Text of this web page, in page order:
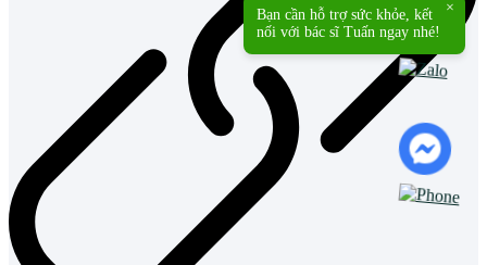
Bạn cần hỗ trợ sức khỏe, kết
nối với bác sĩ Tuấn ngay nhé!
×